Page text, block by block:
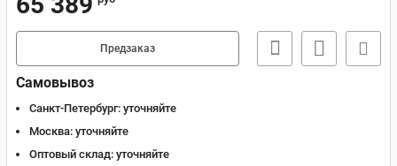
Предзаказ
Самовывоз
Санкт-Петербург: уточняйте
Москва: уточняйте
Оптовый склад: уточняйте